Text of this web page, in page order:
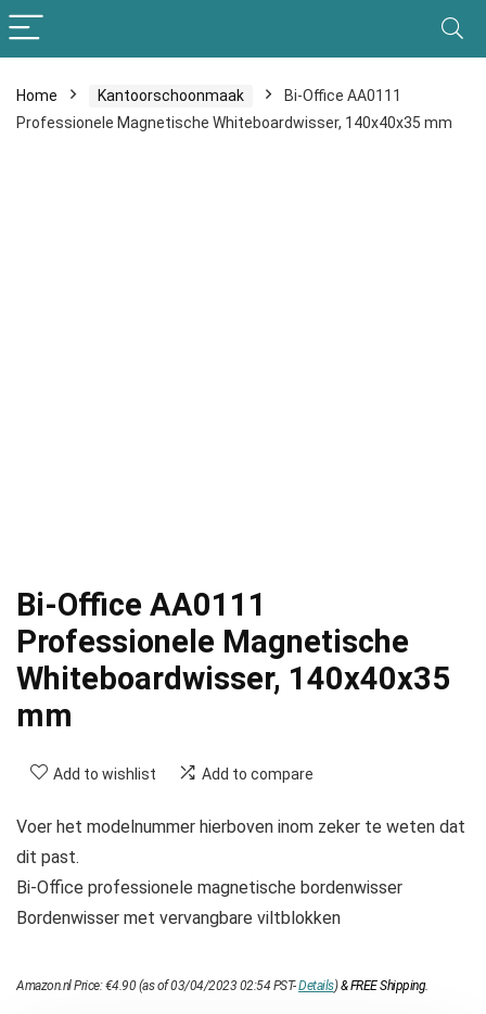
Home Kantoorschoonmaak
Bi-Office AA0111
Professionele Magnetische Whiteboardwisser, 140x40x35 mm
Bi-Office AA0111
Professionele Magnetische
Whiteboardwisser, 140x40x35
mm
Add to wishlist Add to compare
Voer het modelnummer hierboven inom zeker te weten dat
dit past.
Bi-Office professionele magnetische bordenwisser
Bordenwisser met vervangbare viltblokken
Amazon.nl Price:€4.90(as of 03/04/2023 02:54 PST-Details)&FREE Shipping.